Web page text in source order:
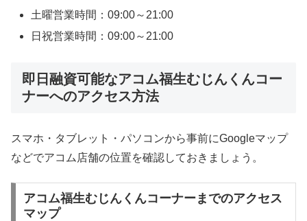
土曜営業時間：09:00～21:00
日祝営業時間：09:00～21:00
即日融資可能なアコム福生むじんくんコー
ナーへのアクセス方法
スマホ・タブレット・パソコンから事前にGoogleマップ
などでアコム店舗の位置を確認しておきましょう。
アコム福生むじんくんコーナーまでのアクセス
マップ